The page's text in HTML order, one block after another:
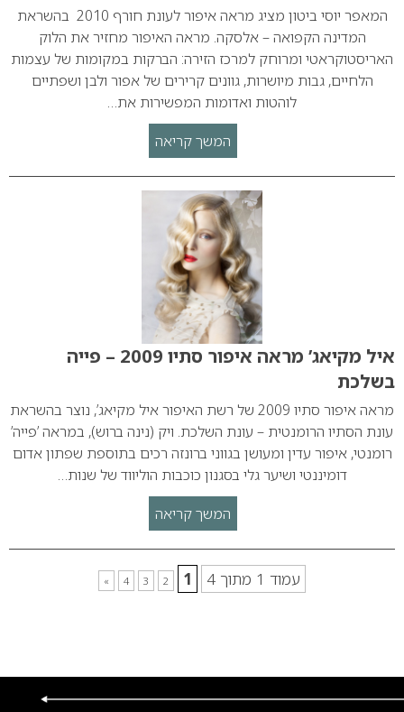
המאפר יוסי ביטון מציג מראה איפור לעונת חורף 2010 בהשראת
המדינה הקפואה – אלסקה. מראה האיפור מחזיר את הלוק
האריסטוקראטי ומרוחק למרכז הזירה: הברקות במקומות של עצמות
הלחיים, גבות מיושרות, גוונים קרירים של אפור ולבן ושפתיים
לוהטות ואדומות המפשירות את…
המשך קריאה
איל מקיאג’ מראה איפור סתיו 2009 – פייה
בשלכת
מראה איפור סתיו 2009 של רשת האיפור איל מקיאג’, נוצר בהשראת
עונת הסתיו הרומנטית – עונת השלכת. ויק (נינה ברוש), במראה ’פייה’
רומנטי, איפור עדין ומעושן בגווני ברונזה רכים בתוספת שפתון אדום
דומיננטי ושיער גלי בסגנון כוכבות הוליווד של שנות…
המשך קריאה
עמוד 1 מתוך 4 1
2
3
4
»